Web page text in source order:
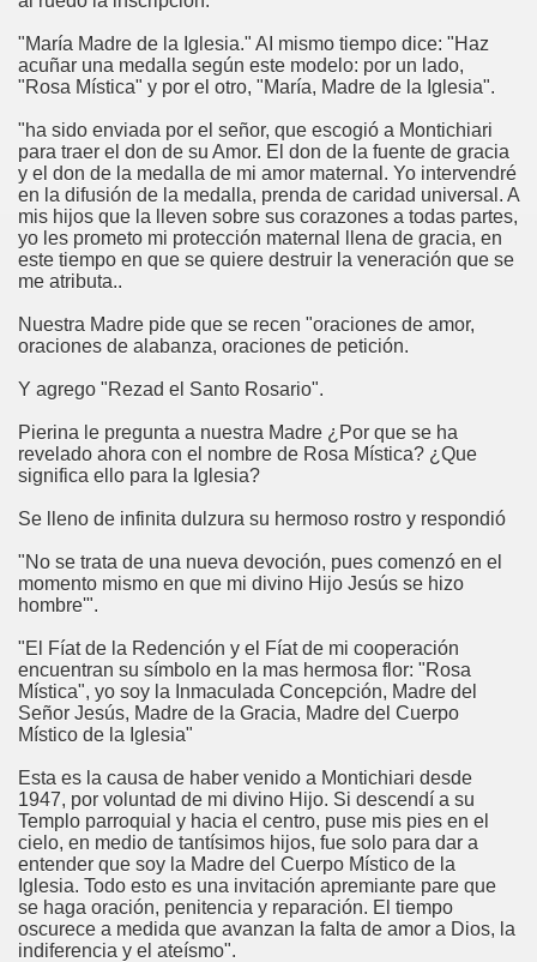
"María Madre de la Iglesia." AI mismo tiempo dice: "Haz
acuñar una medalla según este modelo: por un lado,
"Rosa Mística" y por el otro, "María, Madre de la Iglesia".
"ha sido enviada por el señor, que escogió a Montichiari
para traer el don de su Amor. El don de la fuente de gracia
y el don de la medalla de mi amor maternal. Yo intervendré
en la difusión de la medalla, prenda de caridad universal. A
mis hijos que la lleven sobre sus corazones a todas partes,
yo les prometo mi protección maternal llena de gracia, en
este tiempo en que se quiere destruir la veneración que se
me atributa..
Nuestra Madre pide que se recen "oraciones de amor,
oraciones de alabanza, oraciones de petición.
Y agrego "Rezad el Santo Rosario".
Pierina le pregunta a nuestra Madre ¿Por que se ha
revelado ahora con el nombre de Rosa Mística? ¿Que
significa ello para la Iglesia?
Se lleno de infinita dulzura su hermoso rostro y respondió
"No se trata de una nueva devoción, pues comenzó en el
momento mismo en que mi divino Hijo Jesús se hizo
hombre'".
"El Fíat de la Redención y el Fíat de mi cooperación
encuentran su símbolo en la mas hermosa flor: "Rosa
Mística", yo soy la Inmaculada Concepción, Madre del
Señor Jesús, Madre de la Gracia, Madre del Cuerpo
Místico de la Iglesia"
Esta es la causa de haber venido a Montichiari desde
1947, por voluntad de mi divino Hijo. Si descendí a su
Templo parroquial y hacia el centro, puse mis pies en el
cielo, en medio de tantísimos hijos, fue solo para dar a
entender que soy la Madre del Cuerpo Místico de la
Iglesia. Todo esto es una invitación apremiante pare que
se haga oración, penitencia y reparación. El tiempo
oscurece a medida que avanzan la falta de amor a Dios, la
indiferencia y el ateísmo".